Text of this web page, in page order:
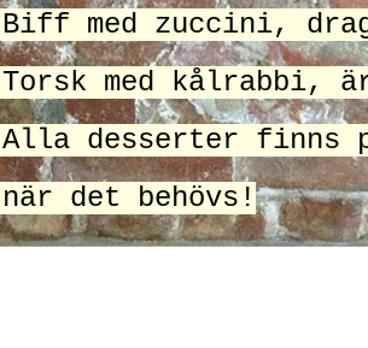
Biff med zuccini,
Torsk med kålrabbi,
Alla desserter finns
när det behövs!